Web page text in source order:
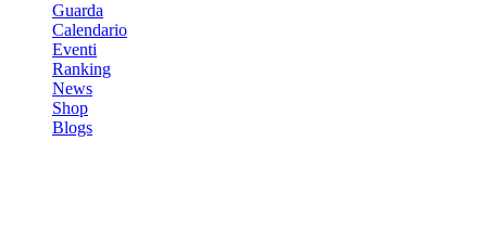
Guarda
Calendario
Eventi
Ranking
News
Shop
Blogs